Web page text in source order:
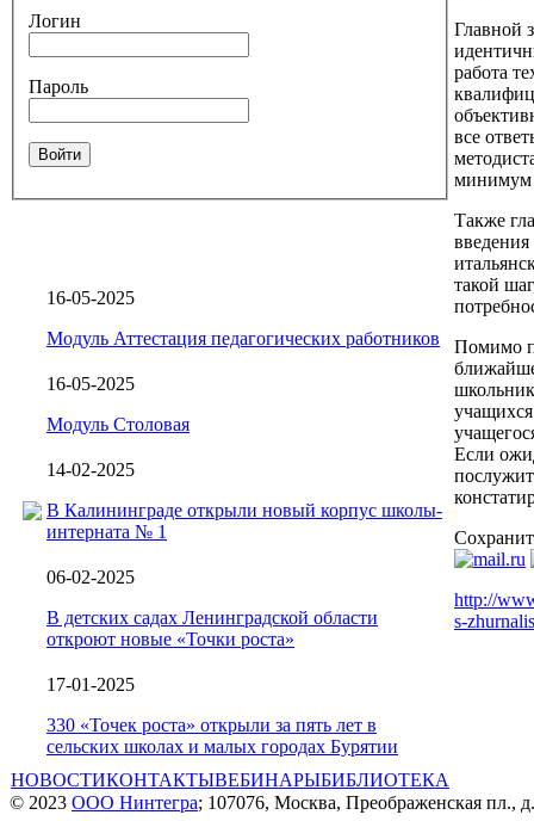
Логин
Пароль
Войти
16-05-2025
Модуль Аттестация педагогических работников
16-05-2025
Модуль Столовая
14-02-2025
В Калининграде открыли новый корпус школы-
интерната № 1
06-02-2025
В детских садах Ленинградской области
откроют новые «Точки роста»
17-01-2025
330 «Точек роста» открыли за пять лет в
сельских школах и малых городах Бурятии
Главной
работа
все
минимум
Также
такой
Помимо
Если
http://
s-
НОВОСТИКОНТАКТЫВЕБИНАРЫБИБЛИОТЕКА
© 2023 ООО Нинтегра; 107076, Москва, Преображенская пл.,